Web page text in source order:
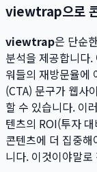
viewtrap으로
viewtrap은 단순
분석을 제공합니다
워들의 재방문율에
(CTA) 문구가 웹사
할 수 있습니다. 이
텐츠의 ROI(투자
콘텐츠에 더 집중
니다. 이것이야말